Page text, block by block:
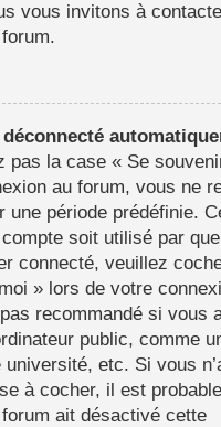
vous invitons à
pas la case « Se
au forum, vous ne
une période prédéfinie.
soit utilisé par
connecté, veuillez
» lors de votre
recommandé si vous
public, comme
etc. Si vous
à cocher, il est probable
ait désactivé cette